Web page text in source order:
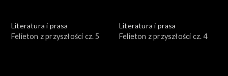
Literatura i prasa
Felieton z przyszłości cz. 5
Literatura i prasa
Felieton z przyszłości cz. 4